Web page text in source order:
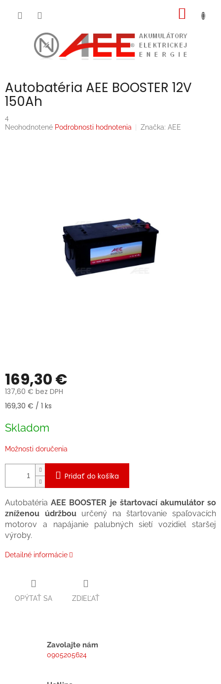
Autobatéria AEE BOOSTER 12V
150Ah
4
Priemerné
Neohodnotené Podrobnosti hodnotenia Značka: AEE
169,30 €
137,60 € bez DPH
Jednotková
169,30 € / 1 ks
Skladom
Možnosti doručenia
Pridať do košíka
AutobatériaAEE BOOSTER je štartovací akumulátor so
zníženou údržbouurčený na štartovanie spaľovacích
motorov a napájanie palubných sietí vozidiel staršej
výroby.
Detailné informácie
OPÝTAŤ SA ZDIEĽAŤ
Zavolajte nám
0905205624